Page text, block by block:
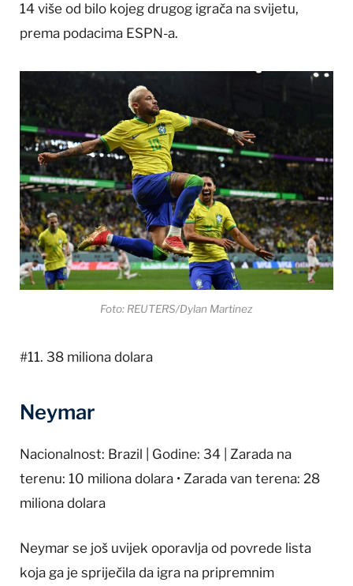
14 više od bilo kojeg drugog igrača na svijetu,
prema podacima ESPN-a.
Foto: REUTERS/Dylan Martinez
#11. 38 miliona dolara
Neymar
Nacionalnost: Brazil | Godine: 34 | Zarada na
terenu: 10 miliona dolara • Zarada van terena: 28
miliona dolara
Neymar se još uvijek oporavlja od povrede lista
koja ga je spriječila da igra na pripremnim